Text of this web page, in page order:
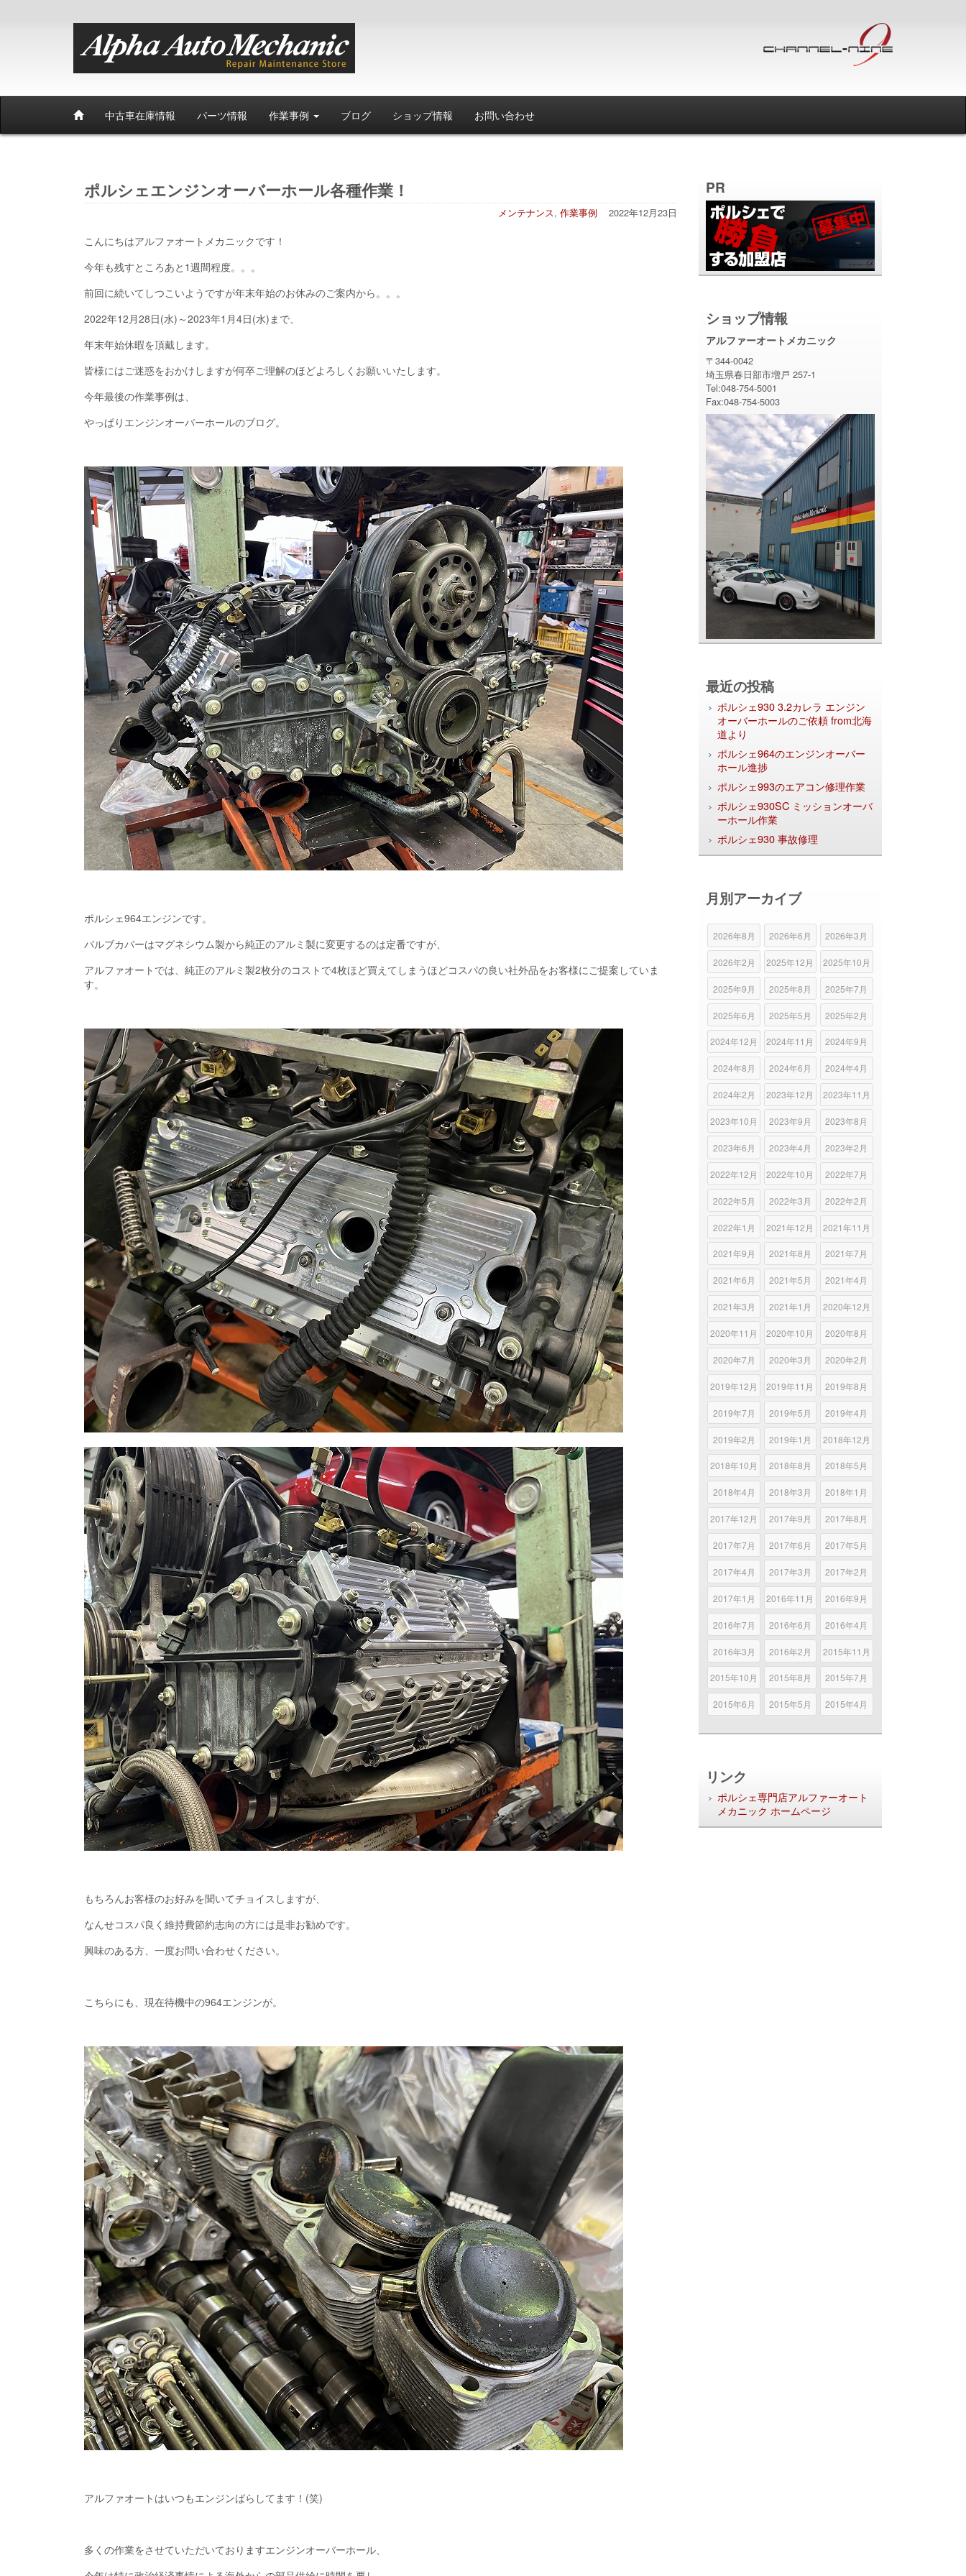
中古車在庫情報 パーツ情報 作業事例 ブログ ショップ情報 お問い合わせ
ポルシェエンジンオーバーホール各種作業！
2022年12月23日
メンテナンス, 作業事例
こんにちはアルファオートメカニックです！
今年も残すところあと1週間程度。。。
前回に続いてしつこいようですが年末年始のお休みのご案内から。。。
2022年12月28日(水)～2023年1月4日(水)まで、
年末年始休暇を頂戴します。
皆様にはご迷惑をおかけしますが何卒ご理解のほどよろしくお願いいたします。
今年最後の作業事例は、
やっぱりエンジンオーバーホールのブログ。
ポルシェ964エンジンです。
バルブカバーはマグネシウム製から純正のアルミ製に変更するのは定番ですが、
アルファオートでは、純正のアルミ製2枚分のコストで4枚ほど買えてしまうほどコスパの良い社外品をお客様にご提案していま
す。
もちろんお客様のお好みを聞いてチョイスしますが、
なんせコスパ良く維持費節約志向の方には是非お勧めです。
興味のある方、一度お問い合わせください。
こちらにも、現在待機中の964エンジンが。
アルファオートはいつもエンジンばらしてます！(笑)
多くの作業をさせていただいておりますエンジンオーバーホール、
PR
ショップ情報
アルファーオートメカニック
〒344-0042
埼玉県春日部市増戸 257-1
Tel:048-754-5001
Fax:048-754-5003
最近の投稿
ポルシェ930 3.2カレラ エンジン
オーバーホールのご依頼 from北海
道より
ポルシェ964のエンジンオーバー
ホール進捗
ポルシェ993のエアコン修理作業
ポルシェ930SC ミッションオーバ
ーホール作業
ポルシェ930 事故修理
月別アーカイブ
2026年8月 2026年6月 2026年3月
2026年2月 2025年12月 2025年10月
2025年9月 2025年8月 2025年7月
2025年6月 2025年5月 2025年2月
2024年12月 2024年11月 2024年9月
2024年8月 2024年6月 2024年4月
2024年2月 2023年12月 2023年11月
2023年10月 2023年9月 2023年8月
2023年6月 2023年4月 2023年2月
2022年12月 2022年10月 2022年7月
2022年5月 2022年3月 2022年2月
2022年1月 2021年12月 2021年11月
2021年9月 2021年8月 2021年7月
2021年6月 2021年5月 2021年4月
2021年3月 2021年1月 2020年12月
2020年11月 2020年10月 2020年8月
2020年7月 2020年3月 2020年2月
2019年12月 2019年11月 2019年8月
2019年7月 2019年5月 2019年4月
2019年2月 2019年1月 2018年12月
2018年10月 2018年8月 2018年5月
2018年4月 2018年3月 2018年1月
2017年12月 2017年9月 2017年8月
2017年7月 2017年6月 2017年5月
2017年4月 2017年3月 2017年2月
2017年1月 2016年11月 2016年9月
2016年7月 2016年6月 2016年4月
2016年3月 2016年2月 2015年11月
2015年10月 2015年8月 2015年7月
2015年6月 2015年5月 2015年4月
リンク
ポルシェ専門店アルファーオート
メカニック ホームページ